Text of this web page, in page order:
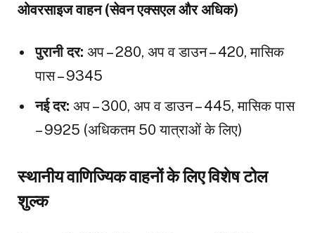
ओवरसाइज वाहन (सेवन एक्सएल और अधिक)
पुरानी दर: अप – ₹280, अप व डाउन – ₹420, मासिक
पास – ₹9345
नई दर: अप – ₹300, अप व डाउन – ₹445, मासिक पास
– ₹9925 (अधिकतम 50 यात्राओं के लिए)
स्थानीय वाणिज्यिक वाहनों के लिए विशेष टोल
शुल्क